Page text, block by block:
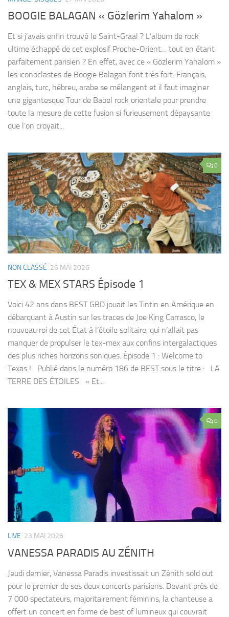
BOOGIE BALAGAN « Gözlerim Yahalom »
Et si j’avais enfin trouvé le Saint-Graal ? L’album de rock
ultime échappé de cet explosif Proche-Orient… tout en étant
parfaitement parisien ? En effet, avec ce « Gözlerim Yahalom »
les iconoclastes de Boogie Balagan font très fort. Français,
anglais, turc, hébreu, arabe se mélangent et il faut imaginer
une gigantesque Tour de Babel rock orientale pour prendre
toute la mesure de cette fusion si furieusement dépaysante
que l’on croyait...
0
NON CLASSÉ 26 MAI 2026
TEX & MEX STARS Épisode 1
Voici 42 ans dans BEST GBD jouait les Tintin en Amérique en
débarquant à Austin sur les traces de Joe King Carrasco, le
nouveau roi de cet État à l’étoile solitaire, qui n’allait pas
manquer de propulser le tex-mex aux confins intergalactiques
des plus riches horizons soniques. Épisode 1 : Welcome to
Texas ! Publié dans le numéro 186 de BEST sous le titre : LA
TERRE DES ÉTOILES « Et...
0
LIVE 23 MAI 2026
VANESSA PARADIS AU ZÉNITH
Jeudi dernier, Vanessa Paradis investissait un Zénith sold out
pour le premier de ses deux concerts parisiens. Devant près de
7 000 spectateurs, majoritairement féminins, la chanteuse a
offert un concert en forme de best of lumineux qui couvrait